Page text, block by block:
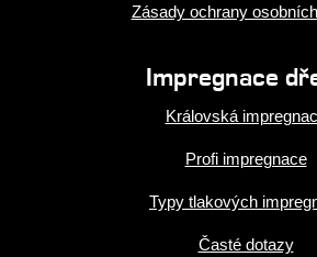
Zásady ochrany
Impregnace
Královská
Profi impregnace
Typy tlakových
Časté dotazy